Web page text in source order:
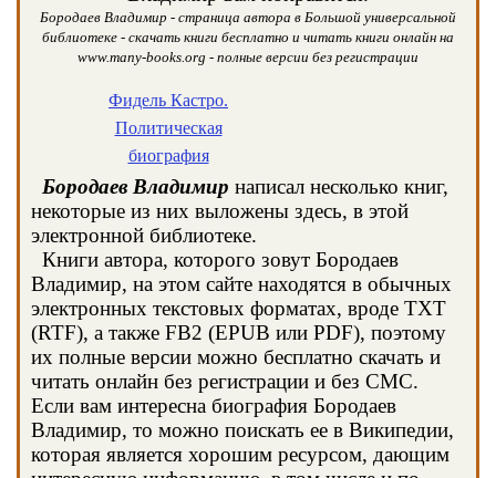
Бородаев Владимир - страница автора в Большой универсальной
библиотеке - скачать книги бесплатно и читать книги онлайн на
www.many-books.org - полные версии без регистрации
Фидель Кастро.
Политическая
биография
Бородаев Владимир написал несколько книг,
некоторые из них выложены здесь, в этой
электронной библиотеке.
Книги автора, которого зовут Бородаев
Владимир, на этом сайте находятся в обычных
электронных текстовых форматах, вроде TXT
(RTF), а также FB2 (EPUB или PDF), поэтому
их полные версии можно бесплатно скачать и
читать онлайн без регистрации и без СМС.
Если вам интересна биография Бородаев
Владимир, то можно поискать ее в Википедии,
которая является хорошим ресурсом, дающим